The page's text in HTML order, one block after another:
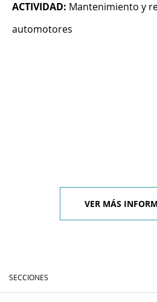
ACTIVIDAD: Mantenimiento y
automotores
VER MÁS
SECCIONES